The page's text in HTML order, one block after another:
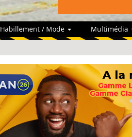
Habillement / Mode Multimédia